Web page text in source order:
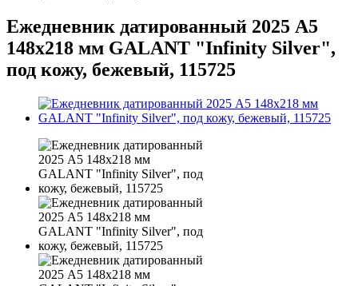
Ежедневник датированный 2025 А5
148х218 мм GALANT "Infinity Silver",
под кожу, бежевый, 115725